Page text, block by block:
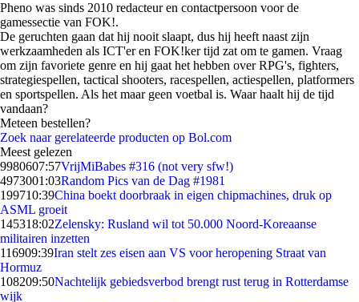
Pheno was sinds 2010 redacteur en contactpersoon voor de
gamessectie van FOK!.
De geruchten gaan dat hij nooit slaapt, dus hij heeft naast zijn
werkzaamheden als ICT'er en FOK!ker tijd zat om te gamen. Vraag
om zijn favoriete genre en hij gaat het hebben over RPG's, fighters,
strategiespellen, tactical shooters, racespellen, actiespellen, platformers
en sportspellen. Als het maar geen voetbal is. Waar haalt hij de tijd
vandaan?
Meteen bestellen?
Zoek naar gerelateerde producten op Bol.com
Meest gelezen
9980607:57VrijMiBabes #316 (not very sfw!)
4973001:03Random Pics van de Dag #1981
199710:39China boekt doorbraak in eigen chipmachines, druk op
ASML groeit
145318:02Zelensky: Rusland wil tot 50.000 Noord-Koreaanse
militairen inzetten
116909:39Iran stelt zes eisen aan VS voor heropening Straat van
Hormuz
108209:50Nachtelijk gebiedsverbod brengt rust terug in Rotterdamse
wijk